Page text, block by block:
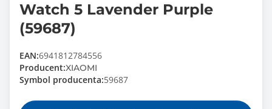
Watch 5 Lavender Purple
(59687)
EAN:6941812784556
Producent:XIAOMI
Symbol producenta:59687